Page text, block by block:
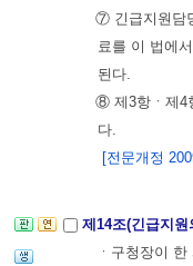
⑦ 긴급지원담
료를 이 법에
된다.
⑧ 제3항ㆍ제4
다.
[전문개정
제14조(긴급지
ㆍ구청장이